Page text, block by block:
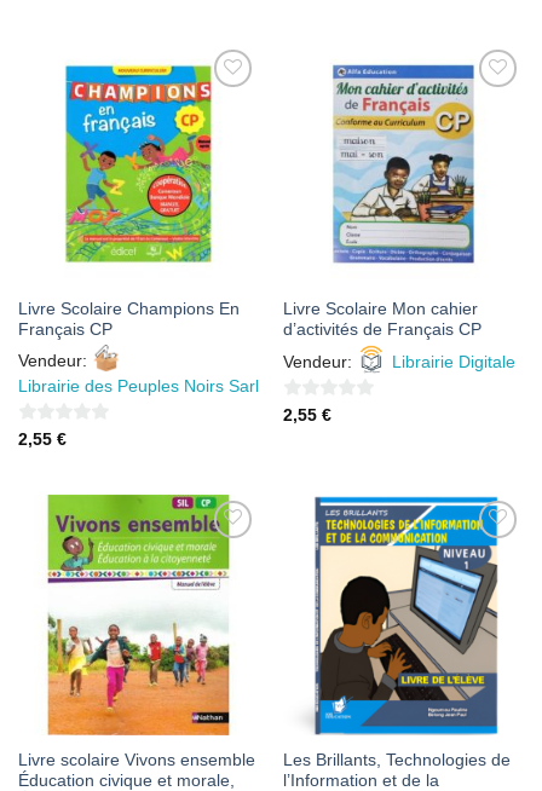
AJOUTER
À MES
FAVORIS
Livre Scolaire Champions En
Français CP
Vendeur:
Librairie des Peuples Noirs Sarl
0
2,55 €
AJOUTER
À MES
FAVORIS
Livre Scolaire Mon cahier
d’activités de Français CP
Vendeur:
Librairie Digitale
0
2,55 €
AJOUTER
À MES
Livre scolaire Vivons ensemble
Éducation civique et morale,
AJOUTER
À MES
FAVORIS
Les Brillants, Technologies de
l’Information et de la